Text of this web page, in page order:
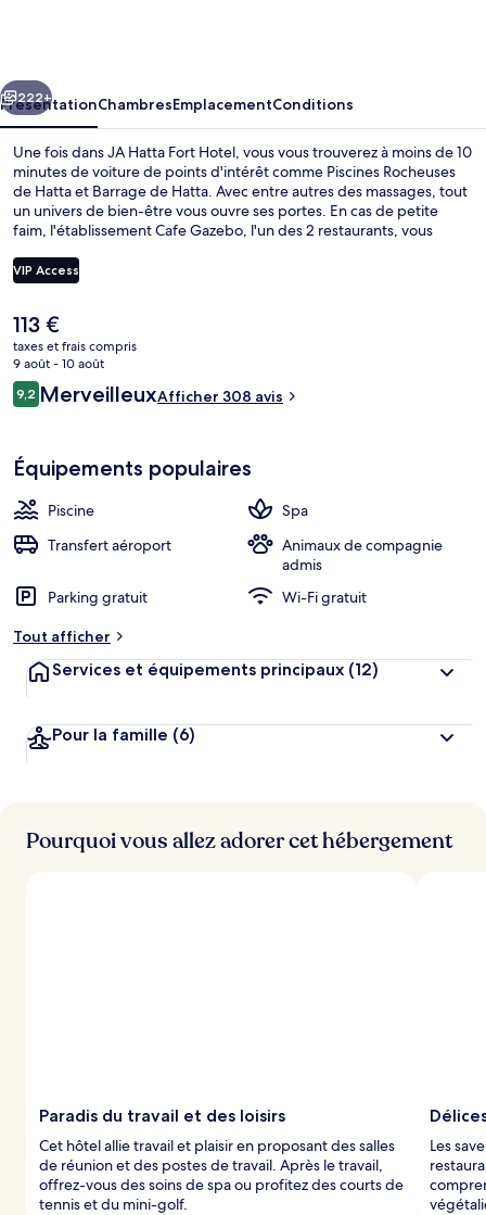
Suivant
222+
PrésentationChambresEmplacementConditions
Une fois dans JA Hatta Fort Hotel, vous vous trouverez à moins de 10
minutes de voiture de points d'intérêt comme Piscines Rocheuses
de Hatta et Barrage de Hatta. Avec entre autres des massages, tout
un univers de bien-être vous ouvre ses portes. En cas de petite
faim, l'établissement Cafe Gazebo, l'un des 2 restaurants, vous
autres petits avantages de cet hébergement figurent 2 piscines
extérieures, un bar en bord de piscine et un centre de remise en
VIP Access
Le
prix
actuel
est
de
113 €
taxes et frais compris
9 août - 10 août
Avis
voyageurs
9,29,2 sur 10
MerveilleuxAfficher 308 avis
Équipements populaires
Piscine
Spa
Transfert aéroport
Animaux de compagnie
admis
Parking gratuit
Wi-Fi gratuit
Tout afficher
Services et équipements principaux (12)
Pour la famille (6)
Pourquoi vous allez adorer cet hébergement
Paradis du travail et des loisirs
Cet hôtel allie travail et plaisir en proposant des salles
de réunion et des postes de travail. Après le travail,
offrez-vous des soins de spa ou profitez des courts de
tennis et du mini-golf.
Les